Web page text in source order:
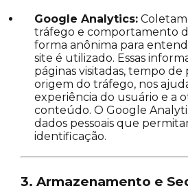
Google Analytics:
tráfego e comportamento
forma anônima para
site é utilizado. Essas
páginas visitadas, tempo
origem do tráfego, nos
experiência do usuário e a
conteúdo. O Google
dados pessoais que
identificação.
3. Armazenamento e